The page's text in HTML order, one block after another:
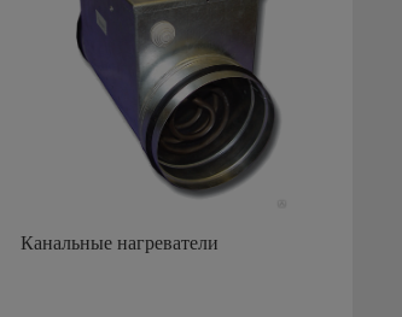
Канальные нагреватели